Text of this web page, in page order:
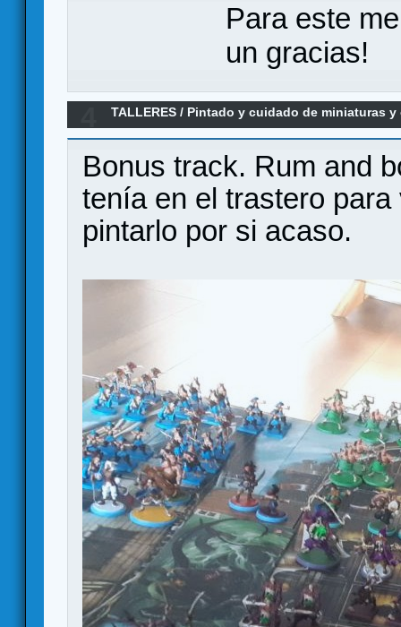
Para este
un gracias!
TALLERES / Pintado y cuidado de miniaturas
Bonus track. Rum and
tenía en el trastero
pintarlo por si acaso.